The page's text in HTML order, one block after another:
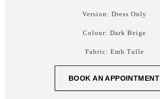
Version: Dress Only
Colour: Dark Beige
Fabric: Emb.Tulle
BOOK AN APPOINTMENT